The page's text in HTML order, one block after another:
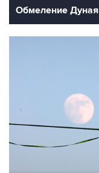
Обмеление Дуная